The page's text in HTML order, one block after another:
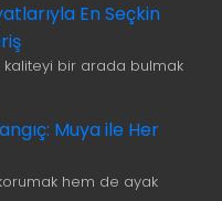
En Seçkin
bir arada bulmak
Muya ile Her
korumak hem de ayak